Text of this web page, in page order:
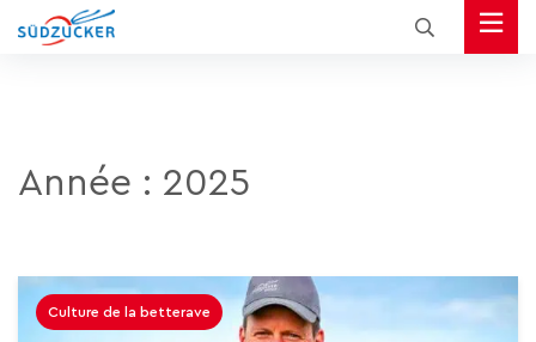
Année : 2025
Culture de la betterave